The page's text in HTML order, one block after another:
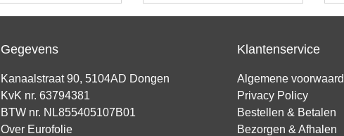
Gegevens
Kanaalstraat 90, 5104AD Dongen
KvK nr. 63794381
BTW nr. NL855405107B01
Over Eurofolie
Klantenservice
Algemene
Privacy Policy
Bestellen & Betalen
Bezorgen & Afhalen